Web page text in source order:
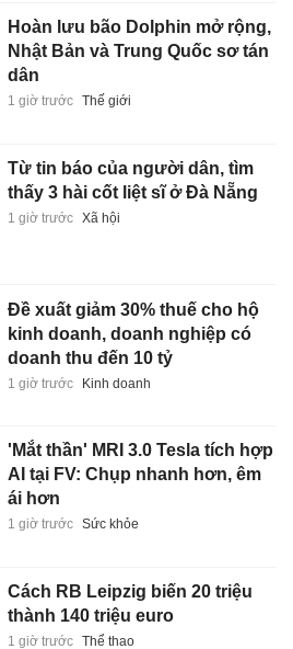
Hoàn lưu bão Dolphin mở rộng,
Nhật Bản và Trung Quốc sơ tán
dân
1 giờ trước Thế giới
Từ tin báo của người dân, tìm
thấy 3 hài cốt liệt sĩ ở Đà Nẵng
1 giờ trước Xã hội
Đề xuất giảm 30% thuế cho hộ
kinh doanh, doanh nghiệp có
doanh thu đến 10 tỷ
1 giờ trước Kinh doanh
'Mắt thần' MRI 3.0 Tesla tích hợp
AI tại FV: Chụp nhanh hơn, êm
ái hơn
1 giờ trước Sức khỏe
Cách RB Leipzig biến 20 triệu
thành 140 triệu euro
1 giờ trước Thể thao